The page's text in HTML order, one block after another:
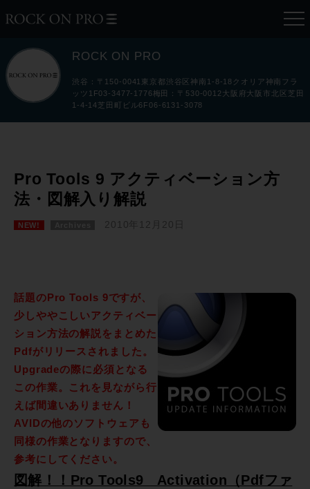
ROCK ON PRO
渋谷：〒150-0041東京都渋谷区神南1-8-18クオリア神南フラ
ッツ1F03-3477-1776梅田：〒530-0012大阪府大阪市北区芝田
1-4-14芝田町ビル6F06-6131-3078
Pro Tools 9 アクティベーション方
法・図解入り解説
NEW! 2010年12月20日
話題のPro Tools 9ですが、
少しややこしいアクティベー
ション方法の解説をまとめた
Pdfがリリースされました。
Upgradeの際に必須となる
この作業。これを見ながら行
えば間違いありません！
AVIDの他のソフトウェアも
同様の作業となりますので、
参考にしてください。
図解！！Pro Tools9 Activation（Pdfファ